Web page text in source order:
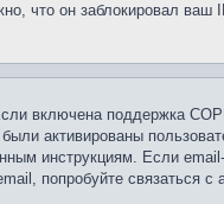
что он заблокировал
включена поддержка
активированы
инструкциям. Если
попробуйте связаться с